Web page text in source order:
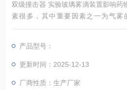
双级撞击器 实验玻璃雾滴装置影响药
素很多，其中重要因素之一为气雾
（粒）分布和微细粒子剂量是评价吸
产品型号：
更新时间：2025-12-13
厂商性质：生产厂家